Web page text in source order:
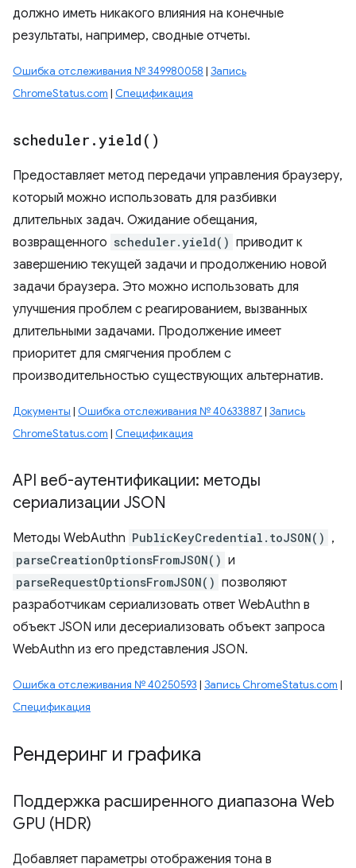
должно иметь никакого влияния на конечные
результаты, например, сводные отчеты.
Ошибка отслеживания № 349980058 | Запись
ChromeStatus.com | Спецификация
scheduler .yield( )
Предоставляет метод передачи управления браузеру,
который можно использовать для разбивки
длительных задач. Ожидание обещания,
возвращенного scheduler.yield() приводит к
завершению текущей задачи и продолжению новой
задачи браузера. Это можно использовать для
улучшения проблем с реагированием, вызванных
длительными задачами. Продолжение имеет
приоритет для смягчения проблем с
производительностью существующих альтернатив.
Документы | Ошибка отслеживания № 40633887 | Запись
ChromeStatus.com | Спецификация
API веб-аутентификации: методы
сериализации JSON
Методы WebAuthn PublicKeyCredential.toJSON() ,
parseCreationOptionsFromJSON() и
parseRequestOptionsFromJSON() позволяют
разработчикам сериализовать ответ WebAuthn в
объект JSON или десериализовать объект запроса
WebAuthn из его представления JSON.
Ошибка отслеживания № 40250593 | Запись ChromeStatus.com |
Спецификация
Рендеринг и графика
Поддержка расширенного диапазона Web
GPU (HDR)
Добавляет параметры отображения тона в